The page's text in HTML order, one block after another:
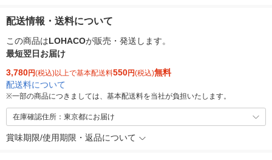
配送情報・送料について
この商品はLOHACOが販売・発送します。
最短翌日お届け
3,780円(税込)以上で基本配送料550円(税込)無料
配送料について
※一部の商品につきましては、基本配送料を当社が負担いたします。
在庫確認住所：東京都にお届け
賞味期限/使用期限・返品について